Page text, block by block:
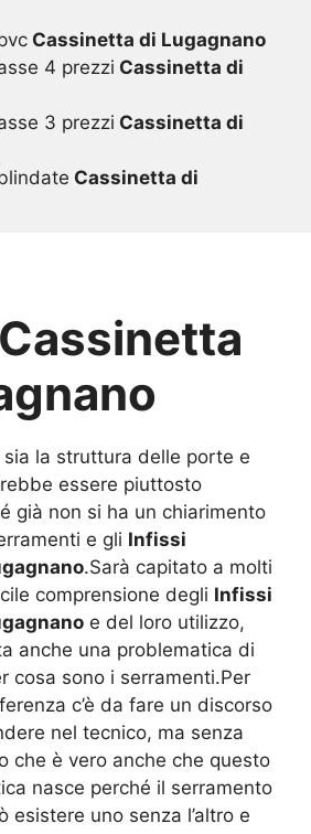
Cassinetta di Lugagnano
4 prezzi Cassinetta di
3 prezzi Cassinetta di
Cassinetta di
sia la struttura delle porte e
essere piuttosto
già non si ha un chiarimento
e gli Infissi
.Sarà capitato a molti
comprensione degli Infissi
e del loro utilizzo,
anche una problematica di
cosa sono i serramenti.Per
c’è da fare un discorso
nel tecnico, ma senza
che è vero anche che questo
nasce perché il serramento
esistere uno senza l’altro e